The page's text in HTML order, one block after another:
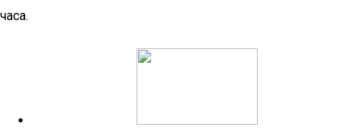
часа.